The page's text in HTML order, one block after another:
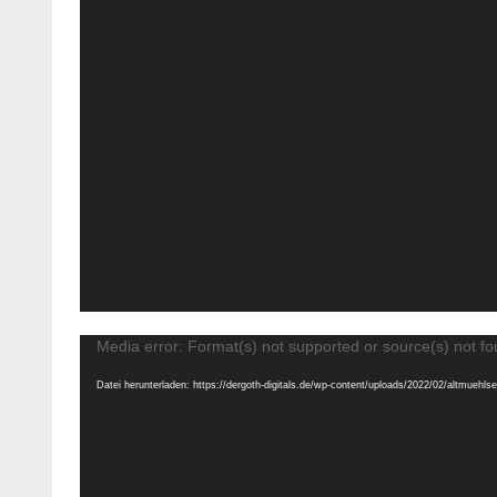
Video-
Media error: Format(s) not supported or source(s) not
Datei herunterladen: https://dergoth-digitals.de/wp-content/uploads/2022/02/